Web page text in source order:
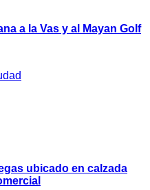
a la Vas y al Mayan Golf
ubicado en calzada